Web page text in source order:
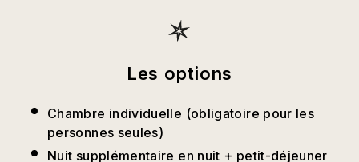
Les options
Chambre individuelle (obligatoire pour les
personnes seules)
Nuit supplémentaire en nuit + petit-déjeuner